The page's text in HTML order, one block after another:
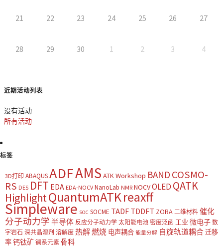
21 22 23 24 25 26 27
28 29 30 1 2 3 4
近期活动列表
没有活动
所有活动
标签
3D打印 ABAQUSADFAMS ATK Workshop BAND COSMO-
RS DES DFT EDA EDA-NOCV NanoLab NMR NOCVOLED QATK
HighlightQuantumATKreaxff
Simpleware SOC SOCME TADF TDDFT ZORA 二维材料 催化
分子动力学 半导体 反应分子动力学 太阳能电池 密度泛函 工业 微电子 数
字岩石 深共晶溶剂 溶解度 热解燃烧 电声耦合 能量分解 自旋轨道耦合迁移
率钙钛矿 镧系元素 骨科